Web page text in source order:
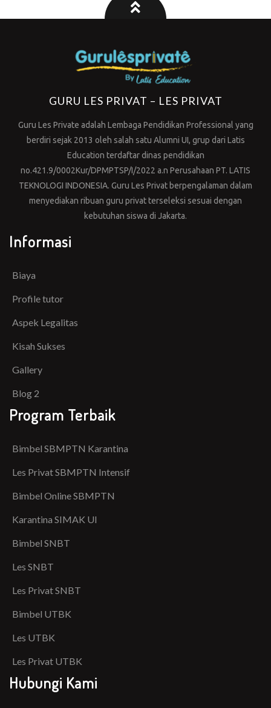
GURU LES PRIVAT – LES PRIVAT
Guru Les Private adalah Lembaga Pendidikan Professional yang
berdiri sejak 2013 oleh salah satu Alumni UI, grup dari Latis
Education terdaftar dinas pendidikan
no.421.9/0002Kur/DPMPTSP/I/2022 a.n Perusahaan PT. LATIS
TEKNOLOGI INDONESIA. Guru Les Privat berpengalaman dalam
menyediakan ribuan guru privat terseleksi sesuai dengan
kebutuhan siswa di Jakarta.
Informasi
Biaya
Profile tutor
Aspek Legalitas
Kisah Sukses
Gallery
Blog 2
Program Terbaik
Bimbel SBMPTN Karantina
Les Privat SBMPTN Intensif
Bimbel Online SBMPTN
Karantina SIMAK UI
Bimbel SNBT
Les SNBT
Les Privat SNBT
Bimbel UTBK
Les UTBK
Les Privat UTBK
Hubungi Kami